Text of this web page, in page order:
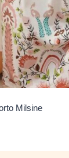
Milsine